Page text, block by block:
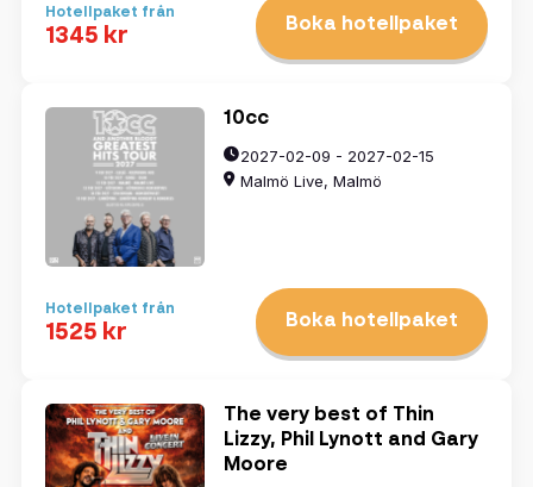
Hotellpaket från
1345 kr Boka hotellpaket
10cc
2027-02-09 - 2027-02-15
Malmö Live, Malmö
Hotellpaket från
1525 kr Boka hotellpaket
The very best of Thin
Lizzy, Phil Lynott and Gary
Moore